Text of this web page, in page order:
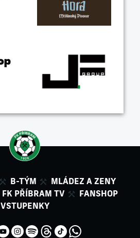
B-TÝM
MLÁDEZ A ZENY
FK PŘÍBRAM TV
FANSHOP
VSTUPENKY